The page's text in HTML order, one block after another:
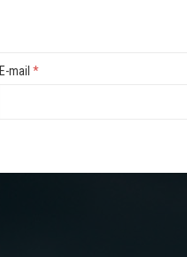
E-mail *